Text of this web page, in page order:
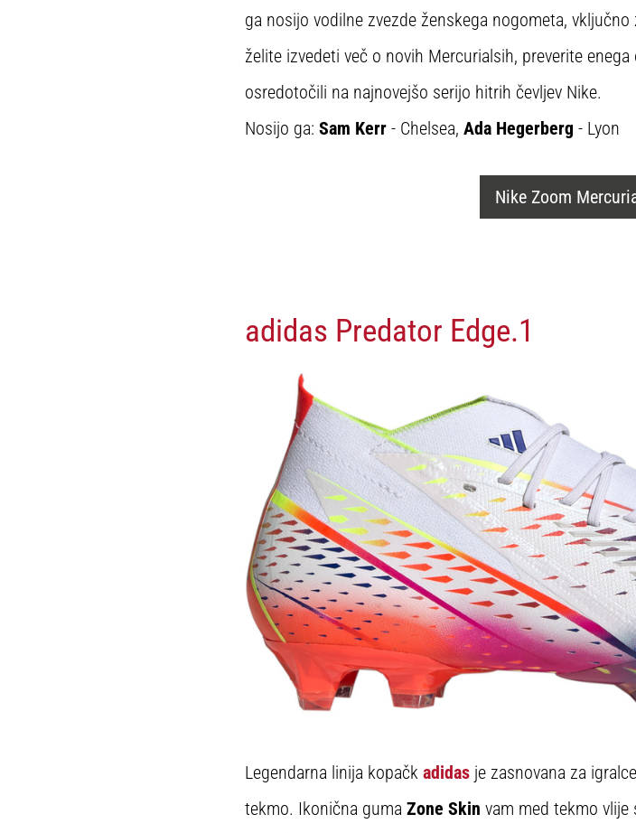
ga nosijo vodilne zvezde ženskega nogometa,
želite izvedeti več o novih Mercurialsih, preverite
osredotočili na najnovejšo serijo hitrih čevljev Nike.
Nosijo ga: Sam Kerr - Chelsea, Ada Hegerberg - Lyon
Nike Zoom
adidas Predator Edge.1
Legendarna linija kopačk adidas je zasnovana za
tekmo. Ikonična guma Zone Skin vam med tekmo vlije